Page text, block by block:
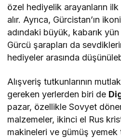
özel hediyelik arayanların
alır. Ayrıca, Gürcistan’ın
adındaki büyük, kabarık
Gürcü şarapları da
hediyeler arasında
Alışveriş tutkunlarının
gereken yerlerden biri de
pazar, özellikle Sovyet
malzemeler, ikinci el Rus
makineleri ve gümüş yemek